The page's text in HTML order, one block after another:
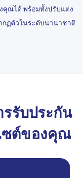
คุณได้ พร้อมทั้งปรับแต่ง
กฏตัวในระดับนานาชาติ
รับประกัน
ซต์ของคุณ